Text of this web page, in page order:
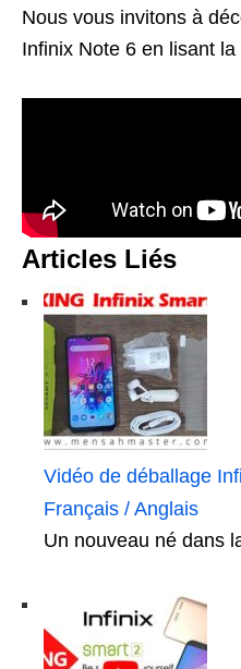
Nous vous invitons à
Infinix Note 6 en lisant
Articles Liés
Vidéo de déballage
Français / Anglais
Un nouveau né dans